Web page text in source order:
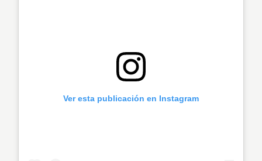
Ver esta publicación en Instagram